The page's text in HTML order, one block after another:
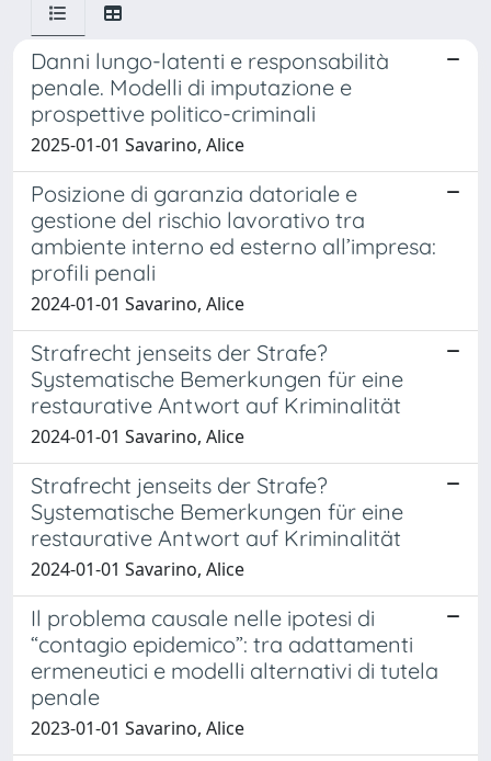
Danni lungo-latenti e responsabilità
penale. Modelli di imputazione e
prospettive politico-criminali
2025-01-01 Savarino, Alice
Posizione di garanzia datoriale e
gestione del rischio lavorativo tra
ambiente interno ed esterno all’impresa:
profili penali
2024-01-01 Savarino, Alice
Strafrecht jenseits der Strafe?
Systematische Bemerkungen für eine
restaurative Antwort auf Kriminalität
2024-01-01 Savarino, Alice
Strafrecht jenseits der Strafe?
Systematische Bemerkungen für eine
restaurative Antwort auf Kriminalität
2024-01-01 Savarino, Alice
Il problema causale nelle ipotesi di
“contagio epidemico”: tra adattamenti
ermeneutici e modelli alternativi di tutela
penale
2023-01-01 Savarino, Alice